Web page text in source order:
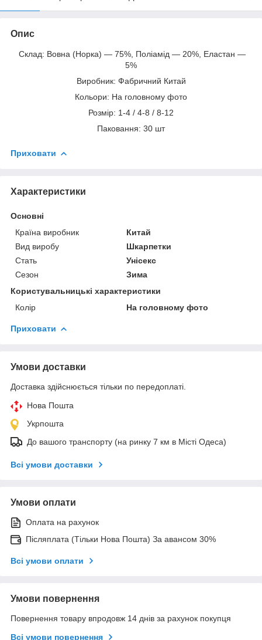
Опис
Склад: Вовна (Норка) — 75%, Поліамід — 20%, Еластан —
5%
Виробник: Фабричний Китай
Кольори: На головному фото
Розмір: 1-4 / 4-8 / 8-12
Паковання: 30 шт
Приховати
Характеристики
Основні
Країна виробник
Китай
Вид виробу
Шкарпетки
Стать
Унісекс
Сезон
Зима
Користувальницькі характеристики
Колір
На головному фото
Приховати
Умови доставки
Доставка здійснюється тільки по передоплаті.
Нова Пошта
Укрпошта
До вашого транспорту (на ринку 7 км в Місті Одеса)
Всі умови доставки
Умови оплати
Оплата на рахунок
Післяплата (Тільки Нова Пошта) За авансом 30%
Всі умови оплати
Умови повернення
Повернення товару впродовж 14 днів за рахунок покупця
Всі умови повернення